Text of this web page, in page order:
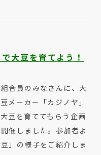
大豆を育てよう！
合員のみなさんに、大
メーカー「カジノヤ」
豆を育ててもらう企画
催しました。参加者よ
」の様子をご紹介しま